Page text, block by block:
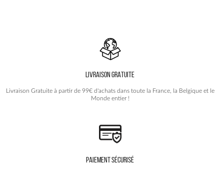
LIVRAISON GRATUITE
Livraison Gratuite à partir de 99€ d'achats dans toute la France, la Belgique et le
Monde entier !
PAIEMENT SÉCURISÉ